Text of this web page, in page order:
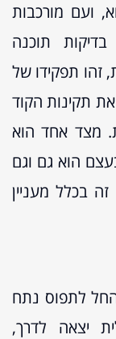
ועם מורכבות
תוכנה
זהו תפקידו של
תקינות הקוד
מצד אחד הוא
הוא גם וגם
בכלל מעניין
לתפוס נתח
יצאה לדרך,